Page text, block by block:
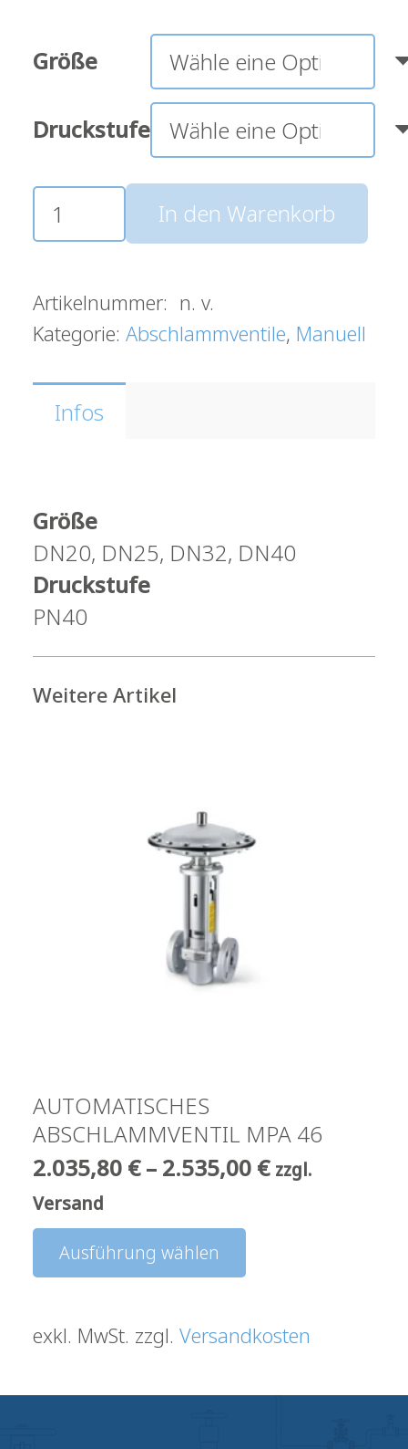
Größe
Druckstufe
MANUELLES
ABSCHLAMMVENTIL
Menge
In den Warenkorb
Artikelnummer: n. v.
Kategorie: Abschlammventile, Manuell
Infos
Größe
DN20, DN25, DN32, DN40
Druckstufe
PN40
Weitere Artikel
AUTOMATISCHES
ABSCHLAMMVENTIL MPA 46
2.035,80 €– 2.535,00 € zzgl.
Versand
Ausführung wählen
Produkt
mehrere
auf.
exkl. MwSt. zzgl. Versandkosten